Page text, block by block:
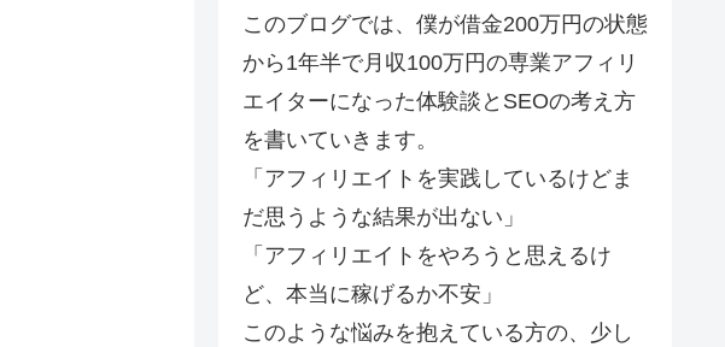
このブログでは、僕が借金200万円の状態
から1年半で月収100万円の専業アフィリ
エイターになった体験談とSEOの考え方
を書いていきます。
「アフィリエイトを実践しているけどま
だ思うような結果が出ない」
「アフィリエイトをやろうと思えるけ
ど、本当に稼げるか不安」
このような悩みを抱えている方の、少し